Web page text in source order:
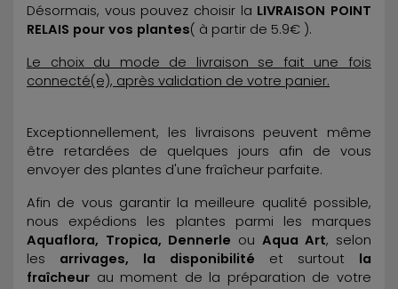
Désormais, vous pouvez choisir la LIVRAISON POINT
RELAIS pour vos plantes( à partir de 5.9€ ).
Le choix du mode de livraison se fait une fois
connecté(e), après validation de votre panier.
Exceptionnellement, les livraisons peuvent même
être retardées de quelques jours afin de vous
envoyer des plantes d'une fraîcheur parfaite.
Afin de vous garantir la meilleure qualité possible,
nous expédions les plantes parmi les marques
Aquaflora, Tropica, Dennerle ou Aqua Art, selon
les arrivages, la disponibilité et surtout la
fraîcheur au moment de la préparation de votre